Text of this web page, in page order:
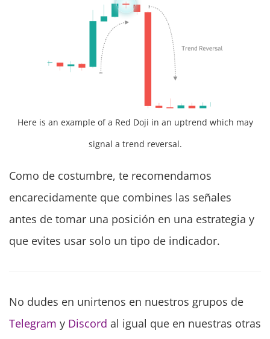
Here is an example of a Red Doji in an uptrend which may
signal a trend reversal.
Como de costumbre, te recomendamos
encarecidamente que combines las señales
antes de tomar una posición en una estrategia y
que evites usar solo un tipo de indicador.
No dudes en unirtenos en nuestros grupos de
Telegram y Discord al igual que en nuestras otras